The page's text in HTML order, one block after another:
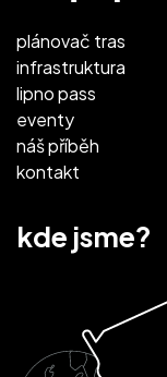
plánovač tras
infrastruktura
lipno pass
eventy
náš příběh
kontakt
kde jsme?